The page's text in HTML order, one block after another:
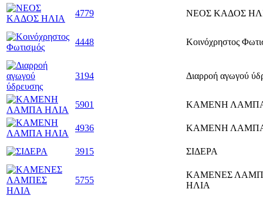
4779 ΝΕΟΣ ΚΑΔΟΣ
4448 Κοινόχρηστος
3194 Διαρροή αγωγού
5901 ΚΑΜΕΝΗ
4936 ΚΑΜΕΝΗ
3915 ΣΙΔΕΡΑ
5755
ΚΑΜΕΝΕΣ
ΗΛΙΑ